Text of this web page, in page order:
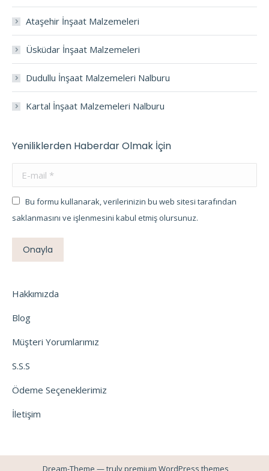
Ataşehir İnşaat Malzemeleri
Üsküdar İnşaat Malzemeleri
Dudullu İnşaat Malzemeleri Nalburu
Kartal İnşaat Malzemeleri Nalburu
Yeniliklerden Haberdar Olmak İçin
E-mail *
Bu formu kullanarak, verilerinizin bu web sitesi tarafından
saklanmasını ve işlenmesini kabul etmiş olursunuz.
Onayla
Hakkımızda
Blog
Müşteri Yorumlarımız
S.S.S
Ödeme Seçeneklerimiz
İletişim
Dream-Theme — trulypremium WordPress themes